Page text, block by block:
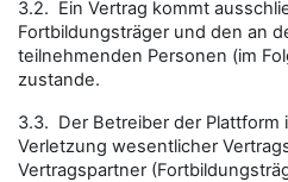
3.2. Ein Vertrag kommt
Fortbildungsträger und den an
teilnehmenden Personen (im
zustande.
3.3. Der Betreiber der Plattform
Verletzung wesentlicher
Vertragspartner